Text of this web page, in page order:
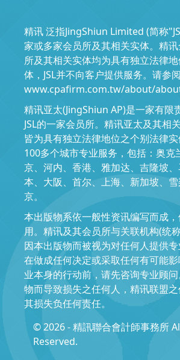
精讯 泛指JingShiun Limited (简称
家或多家会员所及其相关实体。精
所及其相关实体均为具有独立法律
体，JSL并不向客户提供服务。请参阅
www.cpafirm.com.tw/about/
精讯亚太(JingShiun AP)是一家有限
JSL的一家会员所。精讯亚太及其相
皆为具有独立法律地位之个别法律
100多个城市专业服务，包括：奥克
京、河内、香港、雅加达、吉隆坡
本、大阪、首尔、上海、新加坡、
京。
本出版物系依一般性资讯编写而成
用。精讯及其会员所与关联机构(统
因本出版物而被视为对任何人提供专
在做成任何决定或采取任何有可能
业本身的行动前，请先咨询专业顾
物而导致损失之任何人，精讯联盟
其损失负任何责任。
© 2026 - 精訊聯合會計師事務所
Reserved.